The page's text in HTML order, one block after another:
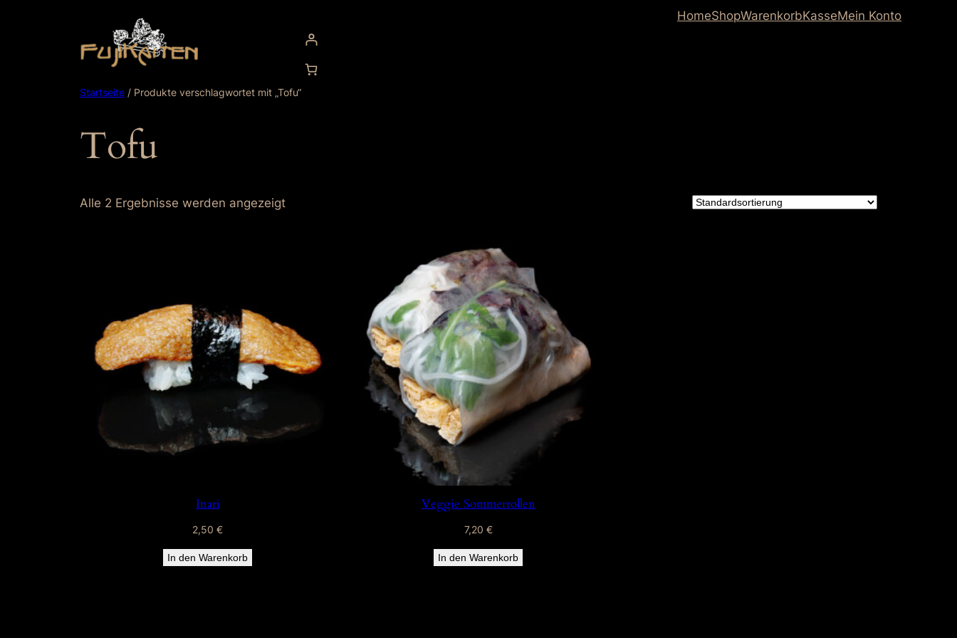
HomeShopWarenkorbKasseMein Konto
Startseite / Produkte verschlagwortet mit „Tofu“
Tofu
Alle 2 Ergebnisse werden angezeigt
Inari
2,50€
In den Warenkorb
Veggie Sommerrollen
7,20 €
In den Warenkorb